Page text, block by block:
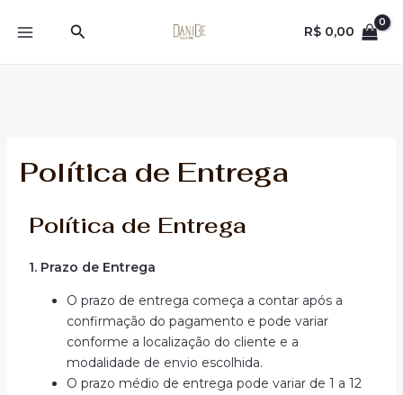
para
Pesquisar R$ 0,00
Política de Entrega
Política de Entrega
1. Prazo de Entrega
O prazo de entrega começa a contar após a
confirmação do pagamento e pode variar
conforme a localização do cliente e a
modalidade de envio escolhida.
O prazo médio de entrega pode variar de 1 a 12